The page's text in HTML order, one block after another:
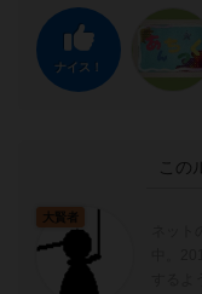
ナイス！
こ
大賢者